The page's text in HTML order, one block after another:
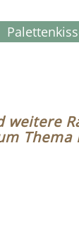
weitere
Thema